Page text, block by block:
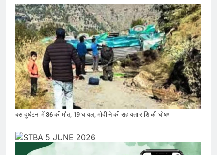
बस दुर्घटना में 36 की मौत, 19 घायल, मोदी ने की सहायता राशि की घोषणा